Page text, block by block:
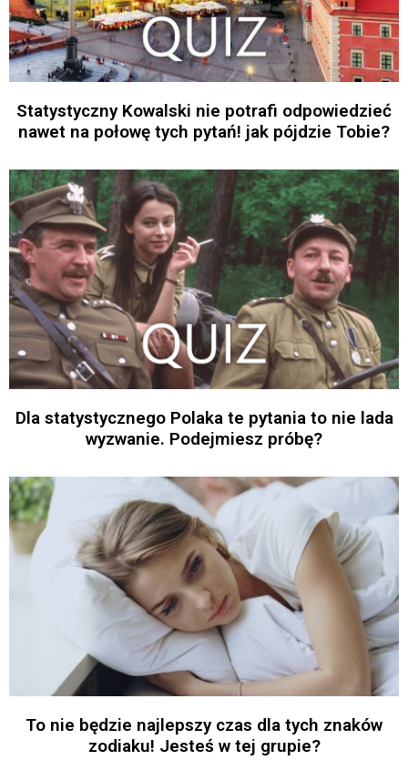
Statystyczny Kowalski nie potrafi odpowiedzieć
nawet na połowę tych pytań! jak pójdzie Tobie?
Dla statystycznego Polaka te pytania to nie lada
wyzwanie. Podejmiesz próbę?
To nie będzie najlepszy czas dla tych znaków
zodiaku! Jesteś w tej grupie?